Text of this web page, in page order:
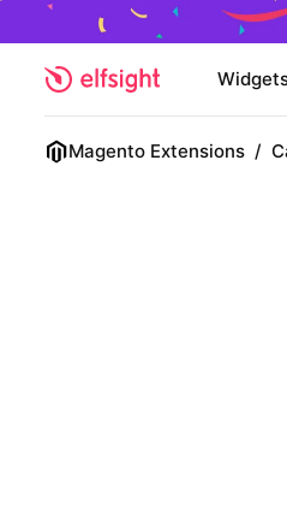
Magento Extensions /